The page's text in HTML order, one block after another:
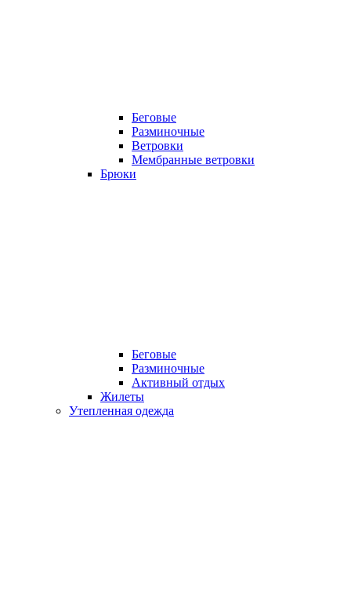
Беговые
Разминочные
Ветровки
Мембранные ветровки
Брюки
Беговые
Разминочные
Активный отдых
Жилеты
Утепленная одежда